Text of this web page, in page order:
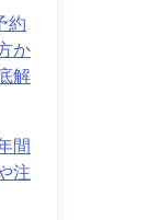
約
か
解
間
注